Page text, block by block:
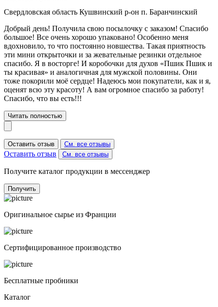
Свердловская область Кушвинский р-он п. Баранчинский
Добрый день! Получила свою посылочку с заказом! Спасибо
большое! Все очень хорошо упаковано! Особенно меня
вдохновило, то что постоянно новшества. Такая приятность
эти мини открыточки и за жевательные резинки отдельное
спасибо. Я в восторге! И коробочки для духов «Пшик Пшик и
ты красивая» и аналогичная для мужской половины. Они
тоже покорили моё сердце! Надеюсь мои покупатели, как и я,
оценят всю эту красоту! А вам огромное спасибо за работу!
Спасибо, что вы есть!!!
Читать полностью
Оставить отзыв См. все отзывы
Оставить отзыв См. все отзывы
Получите каталог продукции в мессенджер
Получить
Оригинальное сырье из Франции
Сертифицированное производство
Бесплатные пробники
Каталог